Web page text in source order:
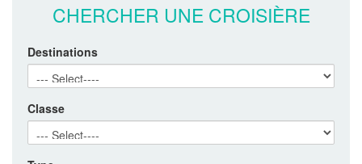
CHERCHER UNE CROISIÈRE
Destinations
Classe